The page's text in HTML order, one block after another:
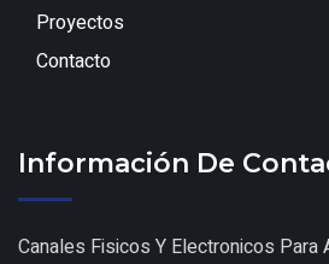
Proyectos
Contacto
Información De
Canales Fisicos Y Electronicos Para